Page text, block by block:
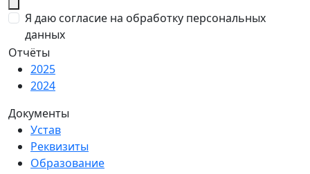
Я даю согласие на обработку персональных
данных
Отчёты
2025
2024
Документы
Устав
Реквизиты
Образование